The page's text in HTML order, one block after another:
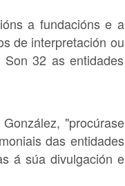
a fundacións e a
de interpretación ou
Son 32 as entidades
"procúrase
das entidades
á súa divulgación e